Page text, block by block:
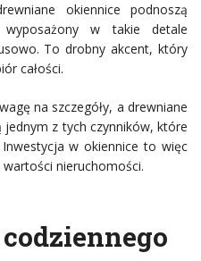
okiennice podnoszą
w takie detale
To drobny akcent, który
całości.
na szczegóły, a drewniane
z tych czynników, które
w okiennice to więc
nieruchomości.